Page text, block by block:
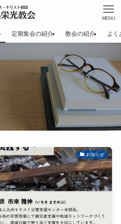
MENU
定期集会の紹介 教会の紹介 よく
お知らせ